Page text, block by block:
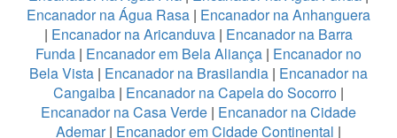
Encanador na Água Rasa | Encanador na Anhanguera
| Encanador na Aricanduva | Encanador na Barra
Funda | Encanador em Bela Aliança | Encanador no
Bela Vista | Encanador na Brasilandia | Encanador na
Cangaiba | Encanador na Capela do Socorro |
Encanador na Casa Verde | Encanador na Cidade
Ademar| Encanador em Cidade Continental |